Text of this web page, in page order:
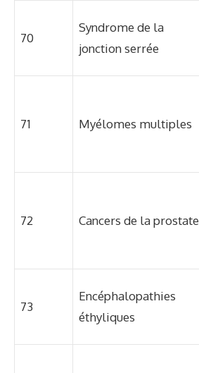
70
Syndrome de la
jonction serrée
71 Myélomes multiples
72 Cancers de la prostate
73
Encéphalopathies
éthyliques